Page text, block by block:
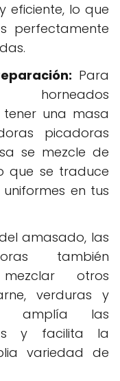
eficiente, lo que
perfectamente
Para
horneados
tener una masa
picadoras
se mezcle de
que se traduce
en tus
amasado, las
también
otros
verduras y
amplía las
y facilita la
variedad de